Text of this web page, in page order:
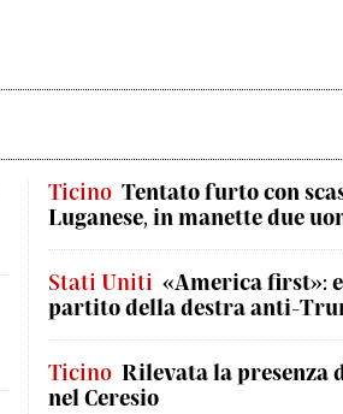
Ticino Tentato furto con
Luganese, in manette due
Stati Uniti «America first»:
partito della destra anti-
Ticino Rilevata la presenza
nel Ceresio